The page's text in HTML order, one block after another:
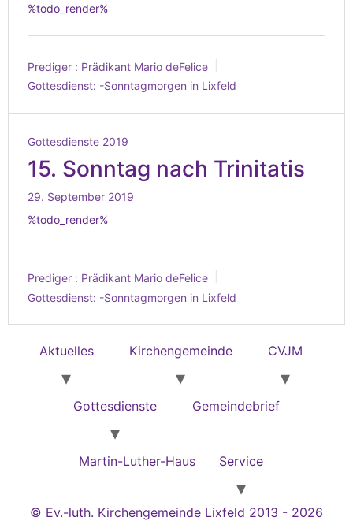
%todo_render%
Prediger : Prädikant Mario deFelice
Gottesdienst: -Sonntagmorgen in Lixfeld
Gottesdienste 2019
15. Sonntag nach Trinitatis
29. September 2019
%todo_render%
Prediger : Prädikant Mario deFelice
Gottesdienst: -Sonntagmorgen in Lixfeld
Aktuelles Kirchengemeinde CVJM
Gottesdienste Gemeindebrief
Martin-Luther-Haus Service
© Ev.-luth. Kirchengemeinde Lixfeld 2013 - 2026